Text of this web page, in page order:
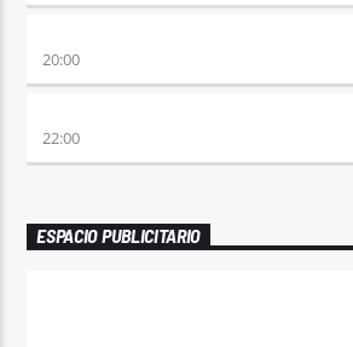
20:00
22:00
ESPACIO PUBLICITARIO